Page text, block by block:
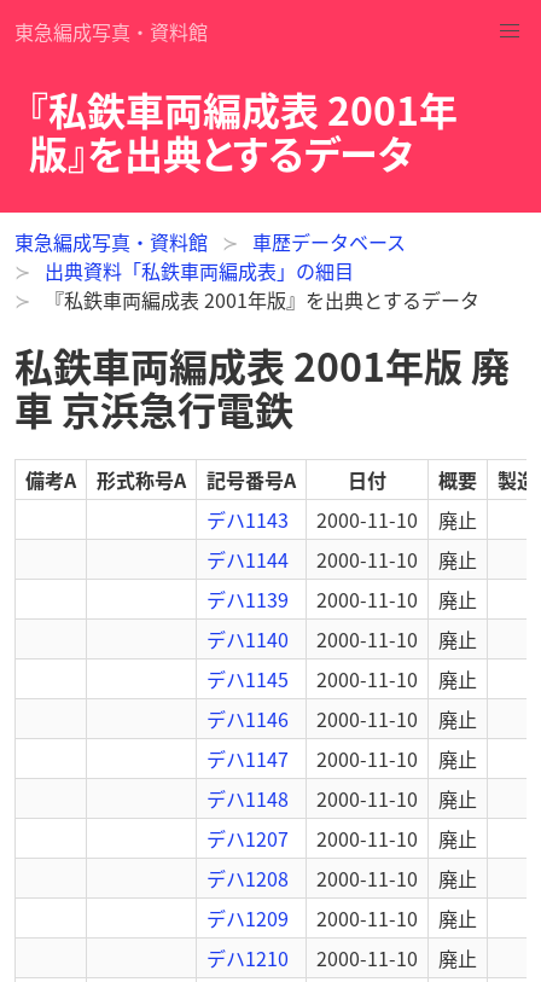
東急編成写真・資料館
『私鉄車両編成表 2001年
版』を出典とするデータ
東急編成写真・資料館
車歴データベース
出典資料「私鉄車両編成表」の細目
『私鉄車両編成表 2001年版』を出典とするデータ
私鉄車両編成表 2001年版 廃
車 京浜急行電鉄
備考A 形式称号A 記号番号A 日付 概要
製
デハ1143
2000-11-10
廃止
デハ1144
2000-11-10
廃止
デハ1139
2000-11-10
廃止
デハ1140
2000-11-10
廃止
デハ1145
2000-11-10
廃止
デハ1146
2000-11-10
廃止
デハ1147
2000-11-10
廃止
デハ1148
2000-11-10
廃止
デハ1207
2000-11-10
廃止
デハ1208
2000-11-10
廃止
デハ1209
2000-11-10
廃止
デハ1210
2000-11-10
廃止